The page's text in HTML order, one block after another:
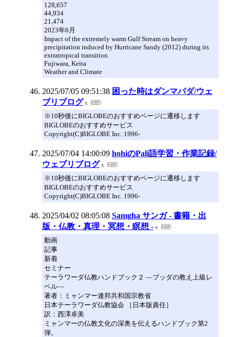
128,657
44,934
21,474
2023年6月
Impact of the extremely warm Gulf Stream on heavy
precipitation induced by Hurricane Sandy (2012) during its
extratropical transition
Fujiwara, Keita
Weather and Climate
2025/07/05 09:51:38 困った時はダンマパダ/ウェ
ブリブログ
※10秒後にBIGLOBEのおすすめページに遷移します
BIGLOBEのおすすめサービス
Copyright(C)BIGLOBE Inc. 1996-
2025/07/04 14:00:09 hohiのPali語学習・作業記録/
ウェブリブログ
※10秒後にBIGLOBEのおすすめページに遷移します
BIGLOBEのおすすめサービス
Copyright(C)BIGLOBE Inc. 1996-
2025/04/02 08:05:08 Samgha サンガ - 書籍・出
版・仏教・真理・冥想・瞑想 -
動画
記事
新着
セミナー
テーラワーダ仏教ハンドブック２ ―ブッダの教え上級レ
ベル―
著者：ミャンマー連邦共和国宗教省
日本テーラワーダ仏教協会 ［日本版責任］
訳：西澤卓美
ミャンマーの仏教文化の深奥を伝えるハンドブック第2
弾。